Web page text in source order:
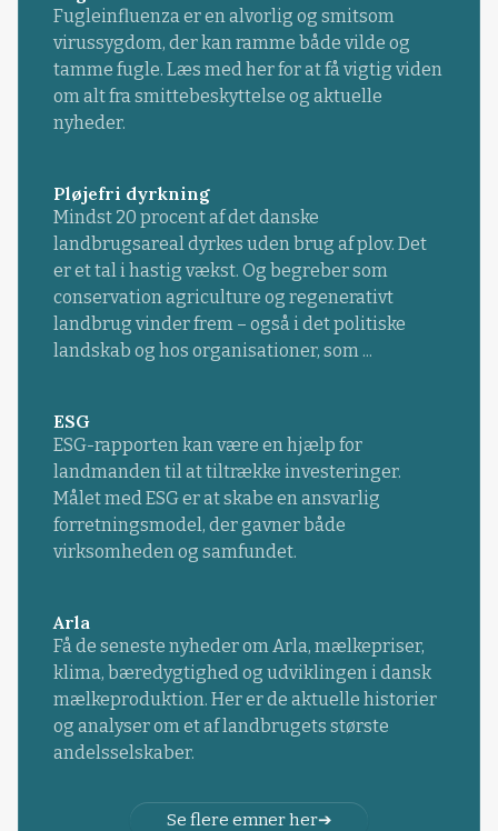
Fugleinfluenza er en alvorlig og smitsom
virussygdom, der kan ramme både vilde og
tamme fugle. Læs med her for at få vigtig viden
om alt fra smittebeskyttelse og aktuelle
nyheder.
Pløjefri dyrkning
Mindst 20 procent af det danske
landbrugsareal dyrkes uden brug af plov. Det
er et tal i hastig vækst. Og begreber som
conservation agriculture og regenerativt
landbrug vinder frem – også i det politiske
landskab og hos organisationer, som ...
ESG
ESG-rapporten kan være en hjælp for
landmanden til at tiltrække investeringer.
Målet med ESG er at skabe en ansvarlig
forretningsmodel, der gavner både
virksomheden og samfundet.
Arla
Få de seneste nyheder om Arla, mælkepriser,
klima, bæredygtighed og udviklingen i dansk
mælkeproduktion. Her er de aktuelle historier
og analyser om et af landbrugets største
andelsselskaber.
Se flere emner her